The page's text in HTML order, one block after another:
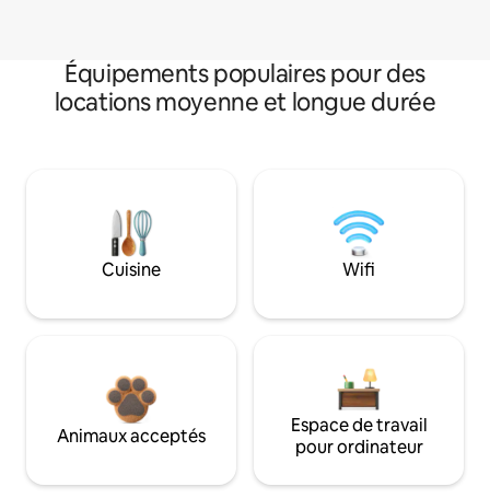
Équipements populaires pour des
locations moyenne et longue durée
Cuisine Wifi
Animaux acceptés
Espace de travail
pour ordinateur